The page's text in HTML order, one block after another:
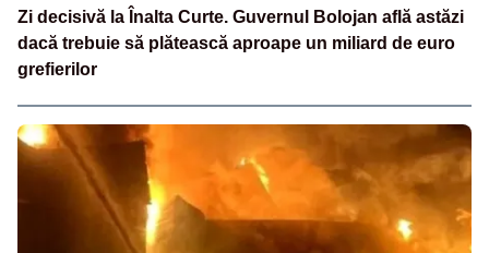
Zi decisivă la Înalta Curte. Guvernul Bolojan află astăzi
dacă trebuie să plătească aproape un miliard de euro
grefierilor